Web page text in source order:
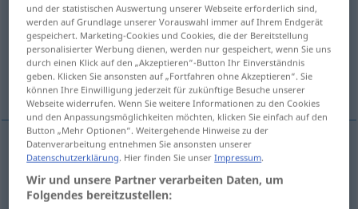
(Für mehr Details die Übersetzung anklicken/antippen)
ReiseGepäck Bagage, Gepäck, Tross
Flittchen schnippisches Mädel, Fratz
(Reise)Gepäckn baggageesp US
und der statistischen Auswertung unserer Webseite erforderlich sind,
werden auf Grundlage unserer Vorauswahl immer auf Ihrem Endgerät
gespeichert. Marketing-Cookies und Cookies, die der Bereitstellung
personalisierter Werbung dienen, werden nur gespeichert, wenn Sie uns
durch einen Klick auf den „Akzeptieren“-Button Ihr Einverständnis
geben. Klicken Sie ansonsten auf „Fortfahren ohne Akzeptieren“. Sie
können Ihre Einwilligung jederzeit für zukünftige Besuche unserer
Webseite widerrufen. Wenn Sie weitere Informationen zu den Cookies
und den Anpassungsmöglichkeiten möchten, klicken Sie einfach auf den
Button „Mehr Optionen“. Weitergehende Hinweise zu der
Datenverarbeitung entnehmen Sie ansonsten unserer
Datenschutzerklärung. Hier finden Sie unserImpressum.
Wir und unsere Partner verarbeiten Daten, um
Folgendes bereitzustellen: